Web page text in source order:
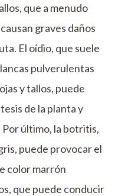
que a menudo
graves daños
El oídio, que suele
pulverulentas
y tallos, puede
de la planta y
último, la botritis,
puede provocar el
color marrón
que puede conducir